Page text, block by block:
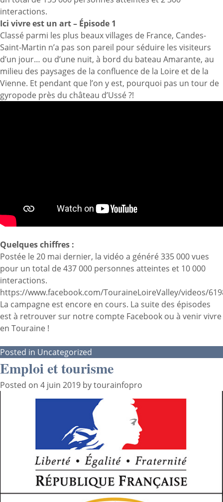
interactions.
Ici vivre est un art – Épisode 1
Classé parmi les plus beaux villages de France, Candes-
Saint-Martin n’a pas son pareil pour séduire les visiteurs
d’un jour… ou d’une nuit, à bord du bateau Amarante, au
milieu des paysages de la confluence de la Loire et de la
Vienne. Et pendant que l’on y est, pourquoi pas un tour de
gyropode près du château d’Ussé ?!
Quelques chiffres :
Postée le 20 mai dernier, la vidéo a généré 335 000 vues
pour un total de 437 000 personnes atteintes et 10 000
interactions.
https://www.facebook.com/TouraineLoireValley/videos/
La campagne est encore en cours. La suite des épisodes
est à retrouver sur notre compte Facebook ou à venir vivre
en Touraine !
Posted in Uncategorized
Emploi et tourisme
Posted on 4 juin 2019 bytourainfopro